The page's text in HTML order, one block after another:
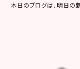
本日のブログは、明日の